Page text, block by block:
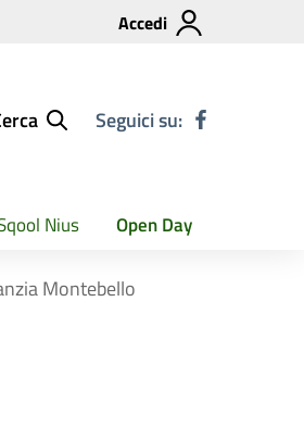
Accedi
Seguici su:
Nius Open Day
Montebello